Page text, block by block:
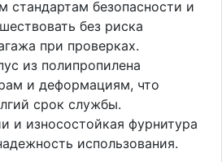
стандартам безопасности и
без риска
при проверках.
из полипропилена
и деформациям, что
срок службы.
и износостойкая фурнитура
использования.